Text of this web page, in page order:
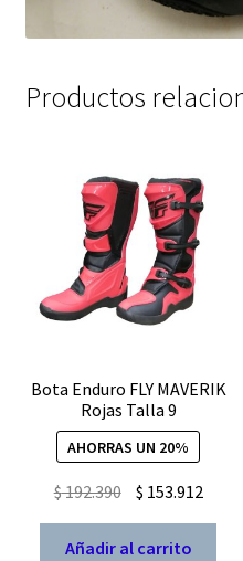
Productos
Bota Enduro FLY MAVERIK
Rojas Talla 9
AHORRAS UN 20%
$192.390 El
precio
original
$ 153.912El
precio
Añadir al carrito